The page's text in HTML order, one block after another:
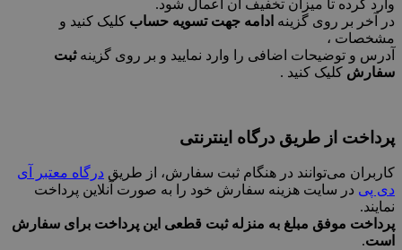
وارد کرده تا میزان تخفیف آن اعمال شود.
در آخر بر روی گزینه ادامه جهت تسویه حساب کلیک کنید و
مشخصات ،
آدرس و توضیحات اضافی را وارد نمایید و بر روی گزینهثبت
سفارش کلیک کنید .
پرداخت از طریق درگاه اینترنتی
کاربران می‌توانند در هنگام ثبت سفارش، از طریق درگاه معتبر آی
دی پی در سایت هزینه سفارش خود را به صورت آنلاین پرداخت
نمایند.
پرداخت موفق مبلغ به منزله ثبت قطعی این پرداخت برای سفارش
است.